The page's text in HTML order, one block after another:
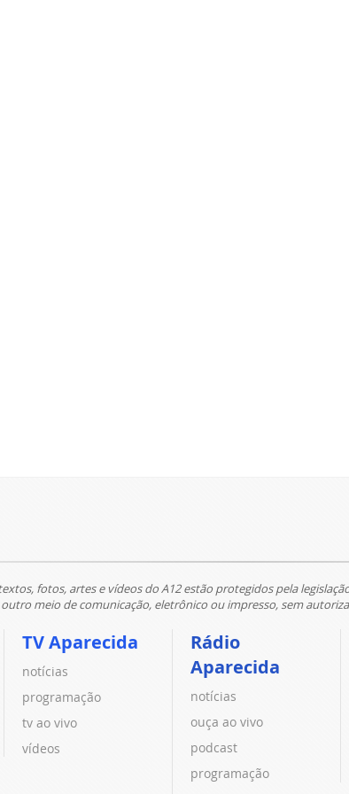
fotos, artes e vídeos do A12 estão protegidos pela
meio de comunicação, eletrônico ou impresso, sem
TV Aparecida
notícias
programação
tv ao vivo
vídeos
Rádio
Aparecida
notícias
ouça ao vivo
podcast
programação